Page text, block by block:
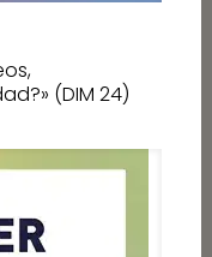
(DIM 24)